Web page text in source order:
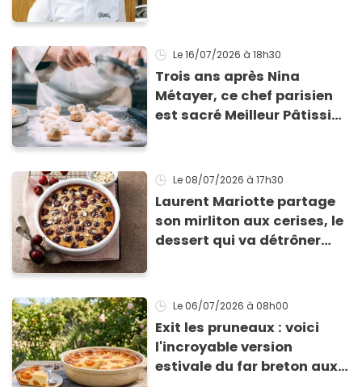
Le 16/07/2026 à 18h30
Trois ans après Nina
Métayer, ce chef parisien
est sacré Meilleur Pâtissier
Le 08/07/2026 à 17h30
Laurent Mariotte partage
son mirliton aux cerises, le
dessert qui va détrôner
Le 06/07/2026 à 08h00
Exit les pruneaux : voici
l'incroyable version
estivale du far breton aux